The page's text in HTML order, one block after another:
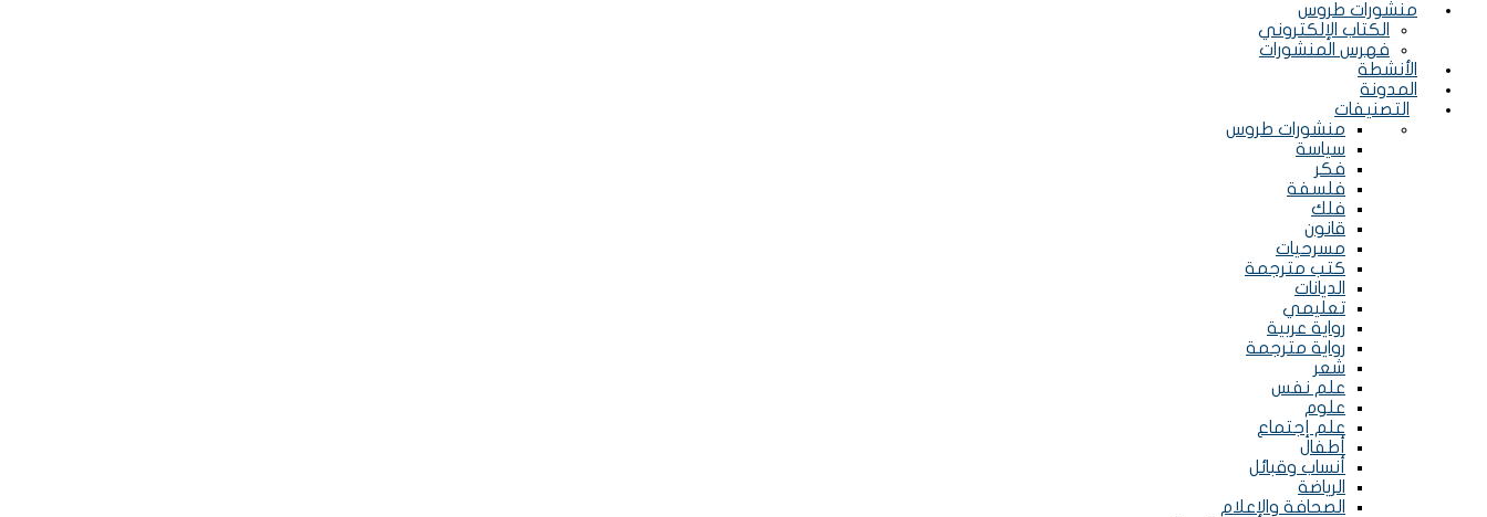
منشورات طروس
الكتاب الإلكتروني
فهرس المنشورات
الأنشطة
المدونة
التصنيفات
Menu
منشورات طروس
سياسة
فكر
فلسفة
فلك
قانون
مسرحيات
كتب مترجمة
Menu
الديانات
تعليمي
رواية عربية
رواية مترجمة
شعر
علم نفس
علوم
علم إجتماع
Menu
أطفال
أنساب وقبائل
الرياضة
الصحافة والإعلام